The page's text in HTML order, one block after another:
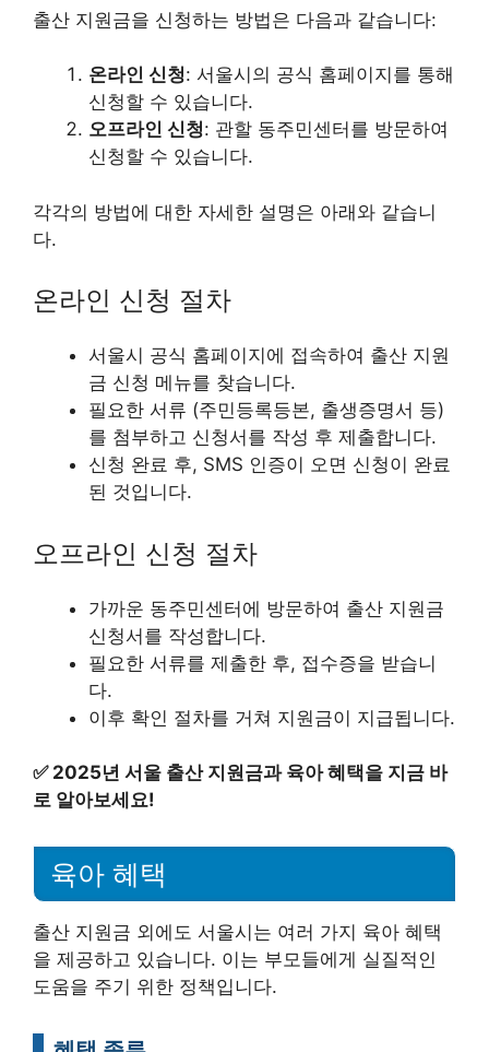
출산 지원금을 신청하는 방법은 다음과 같습니다:
온라인 신청: 서울시의 공식 홈페이지를 통해
신청할 수 있습니다.
오프라인 신청: 관할 동주민센터를 방문하여
신청할 수 있습니다.
각각의 방법에 대한 자세한 설명은 아래와 같습니
다.
온라인 신청 절차
서울시 공식 홈페이지에 접속하여 출산 지원
금 신청 메뉴를 찾습니다.
필요한 서류 (주민등록등본, 출생증명서 등)
를 첨부하고 신청서를 작성 후 제출합니다.
신청 완료 후, SMS 인증이 오면 신청이 완료
된 것입니다.
오프라인 신청 절차
가까운 동주민센터에 방문하여 출산 지원금
신청서를 작성합니다.
필요한 서류를 제출한 후, 접수증을 받습니
다.
이후 확인 절차를 거쳐 지원금이 지급됩니다.
✅ 2025년 서울 출산 지원금과 육아 혜택을 지금 바
로 알아보세요!
육아 혜택
출산 지원금 외에도 서울시는 여러 가지 육아 혜택
을 제공하고 있습니다. 이는 부모들에게 실질적인
도움을 주기 위한 정책입니다.